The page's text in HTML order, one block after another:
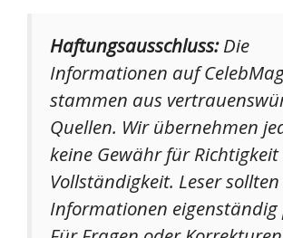
Haftungsausschluss:Die
Informationen auf
stammen aus
Quellen. Wir übernehmen
keine Gewähr für
Vollständigkeit. Leser sollten
Informationen eigenständig